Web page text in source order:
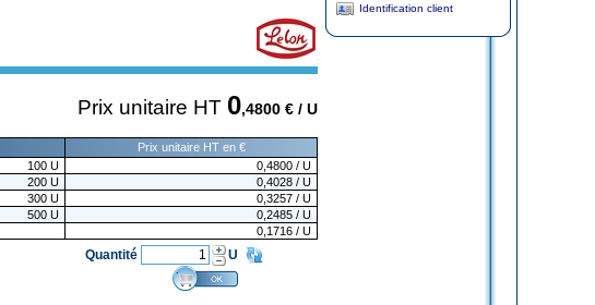
Prix unitaire HT 0,4800 € / U
Prix unitaire HT en €
100 U 0,4800 / U
200 U 0,4028 / U
300 U 0,3257 / U
500 U 0,2485 / U
0,1716 / U
Quantité U
Identification client